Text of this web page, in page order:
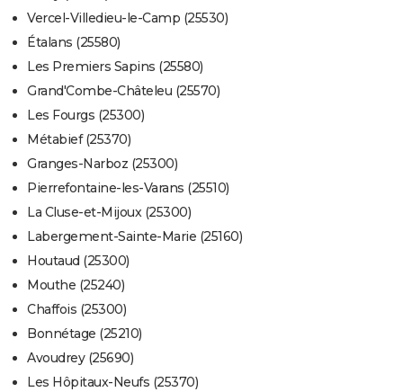
Vercel-Villedieu-le-Camp (25530)
Étalans (25580)
Les Premiers Sapins (25580)
Grand'Combe-Châteleu (25570)
Les Fourgs (25300)
Métabief (25370)
Granges-Narboz (25300)
Pierrefontaine-les-Varans (25510)
La Cluse-et-Mijoux (25300)
Labergement-Sainte-Marie (25160)
Houtaud (25300)
Mouthe (25240)
Chaffois (25300)
Bonnétage (25210)
Avoudrey (25690)
Les Hôpitaux-Neufs (25370)